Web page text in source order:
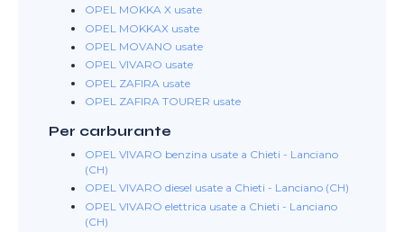
OPEL MOKKA X usate
OPEL MOKKAX usate
OPEL MOVANO usate
OPEL VIVARO usate
OPEL ZAFIRA usate
OPEL ZAFIRA TOURER usate
Per carburante
OPEL VIVARO benzina usate a Chieti - Lanciano
(CH)
OPEL VIVARO diesel usate a Chieti - Lanciano (CH)
OPEL VIVARO elettrica usate a Chieti - Lanciano
(CH)